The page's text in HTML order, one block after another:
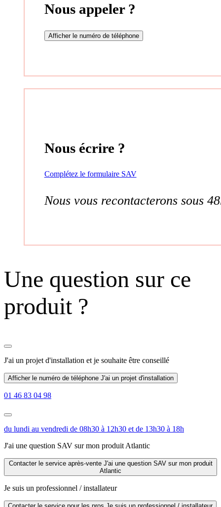
Nous appeler ?
Afficher le numéro de téléphone
Nous écrire ?
Complétez le formulaire SAV
Nous vous recontacterons sous
Une question sur ce
produit ?
J'ai un projet d'installation et je souhaite être conseillé
Afficher le numéro de téléphone J'ai un projet d'installation
01 46 83 04 98
du lundi au vendredi de 08h30 à 12h30 et de 13h30 à 18h
J'ai une question SAV sur mon produit Atlantic
Contacter le service après-vente J'ai une question SAV sur mon produit
Atlantic
Je suis un professionnel / installateur